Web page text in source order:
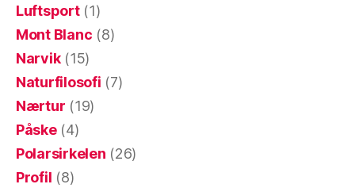
Luftsport(1)
Mont Blanc (8)
Narvik(15)
Naturfilosofi (7)
Nærtur (19)
Påske(4)
Polarsirkelen (26)
Profil (8)